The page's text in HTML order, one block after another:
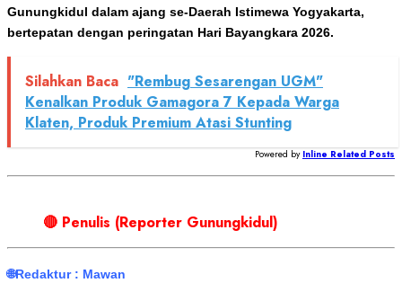
Gunungkidul dalam ajang se‑Daerah Istimewa Yogyakarta,
bertepatan dengan peringatan Hari Bayangkara 2026.
Silahkan Baca "Rembug Sesarengan UGM"
Kenalkan Produk Gamagora 7 Kepada Warga
Klaten, Produk Premium Atasi Stunting
Powered by Inline Related Posts
🔴 Penulis (Reporter Gunungkidul)
🌐Redaktur : Mawan